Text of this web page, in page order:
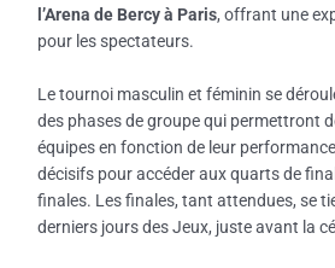
l’Arena de Bercy à Paris, offrant une
pour les spectateurs.
Le tournoi masculin et féminin se
des phases de groupe qui permettront
équipes en fonction de leur
décisifs pour accéder aux quarts de
finales. Les finales, tant attendues, se
derniers jours des Jeux, juste avant la